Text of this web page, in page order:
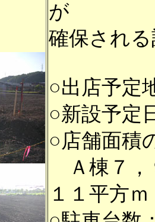
が
確保され
○出店予定
○新設予定
○店舗面積
Ａ棟７，
１１平方ｍ